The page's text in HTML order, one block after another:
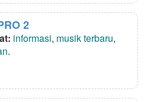
2
informasi, musik terbaru,
.